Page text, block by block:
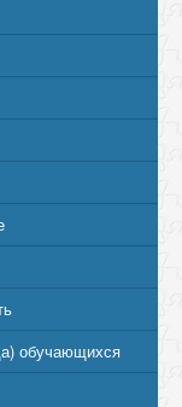
обучающихся